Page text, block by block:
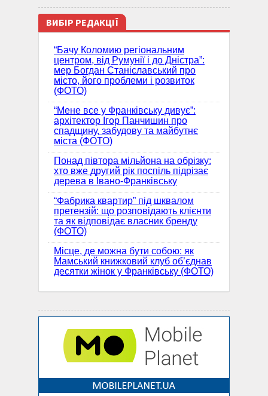
ВИБІР РЕДАКЦІЇ
“Бачу Коломию регіональним
центром, від Румунії і до Дністра”:
мер Богдан Станіславський про
місто, його проблеми і розвиток
(ФОТО)
“Мене все у Франківську дивує”:
архітектор Ігор Панчишин про
спадщину, забудову та майбутнє
міста (ФОТО)
Понад півтора мільйона на обрізку:
хто вже другий рік поспіль підрізає
дерева в Івано-Франківську
“Фабрика квартир” під шквалом
претензій: що розповідають клієнти
та як відповідає власник бренду
(ФОТО)
Місце, де можна бути собою: як
Мамський книжковий клуб об’єднав
десятки жінок у Франківську (ФОТО)